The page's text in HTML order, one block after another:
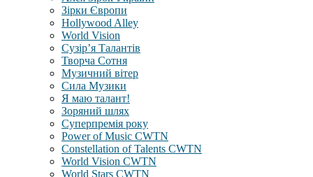
Зірки Європи
Hollywood Alley
World Vision
Сузір’я Талантів
Творча Сотня
Музичний вітер
Сила Музики
Я маю талант!
Зоряний шлях
Суперпремія року
Power of Music CWTN
Constellation of Talents CWTN
World Vision CWTN
World Stars CWTN